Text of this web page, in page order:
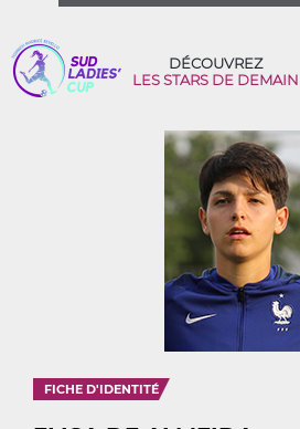
DÉCOUVREZ
LES STARS DE DEMAIN
FICHE D'IDENTITÉ